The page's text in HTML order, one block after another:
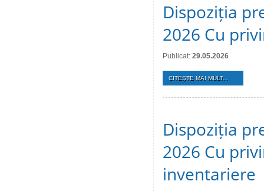
Dispoziția
2026 Cu
Publicat: 29.05.2026
CITEŞTE MAI MULT...
Dispoziția
2026 Cu
inventariere